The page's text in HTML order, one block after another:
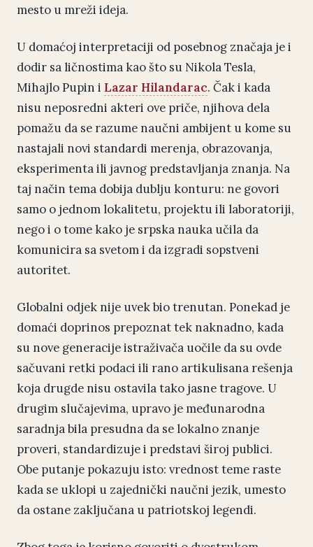
mesto u mreži ideja.
U domaćoj interpretaciji od posebnog značaja je i
dodir sa ličnostima kao što su Nikola Tesla,
Mihajlo Pupin i Lazar Hilandarac. Čak i kada
nisu neposredni akteri ove priče, njihova dela
pomažu da se razume naučni ambijent u kome su
nastajali novi standardi merenja, obrazovanja,
eksperimenta ili javnog predstavljanja znanja. Na
taj način tema dobija dublju konturu: ne govori
samo o jednom lokalitetu, projektu ili laboratoriji,
nego i o tome kako je srpska nauka učila da
komunicira sa svetom i da izgradi sopstveni
autoritet.
Globalni odjek nije uvek bio trenutan. Ponekad je
domaći doprinos prepoznat tek naknadno, kada
su nove generacije istraživača uočile da su ovde
sačuvani retki podaci ili rano artikulisana rešenja
koja drugde nisu ostavila tako jasne tragove. U
drugim slučajevima, upravo je međunarodna
saradnja bila presudna da se lokalno znanje
proveri, standardizuje i predstavi široj publici.
Obe putanje pokazuju isto: vrednost teme raste
kada se uklopi u zajednički naučni jezik, umesto
da ostane zaključana u patriotskoj legendi.